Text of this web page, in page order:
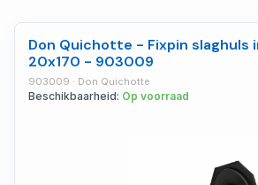
Don Quichotte - Fixpin slaghuls
20x170 - 903009
903009 · Don Quichotte
Beschikbaarheid: Op voorraad